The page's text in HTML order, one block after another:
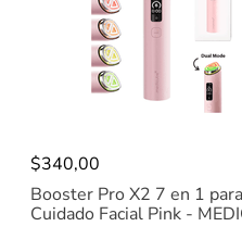
$340,00
Booster Pro X2 7 en 1 para
Cuidado Facial Pink -